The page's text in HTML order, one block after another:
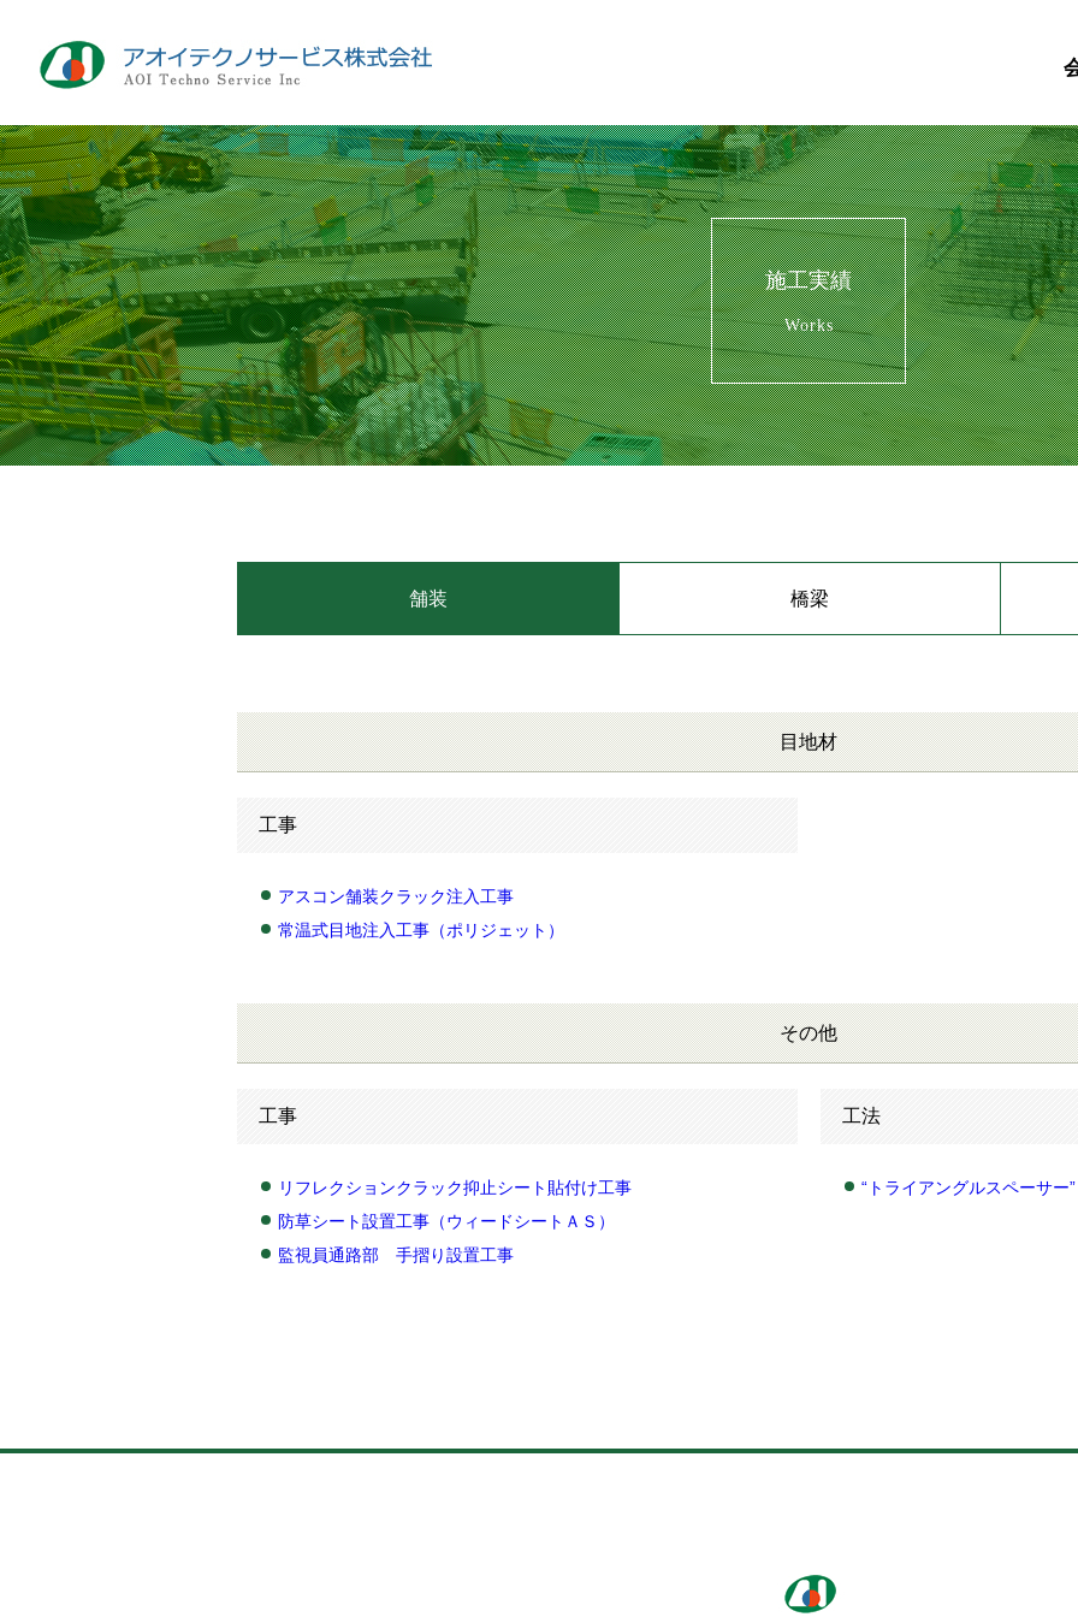
施工実績
Works
舗装
目地材
工事
アスコン舗装クラック注入工事
常温式目地注入工事（ポリジェット）
その他
工事
リフレクションクラック抑止シート貼付け工事
防草シート設置工事（ウィードシートＡＳ）
監視員通路部 手摺り設置工事
工法
“トライアングルスペーサー
橋梁